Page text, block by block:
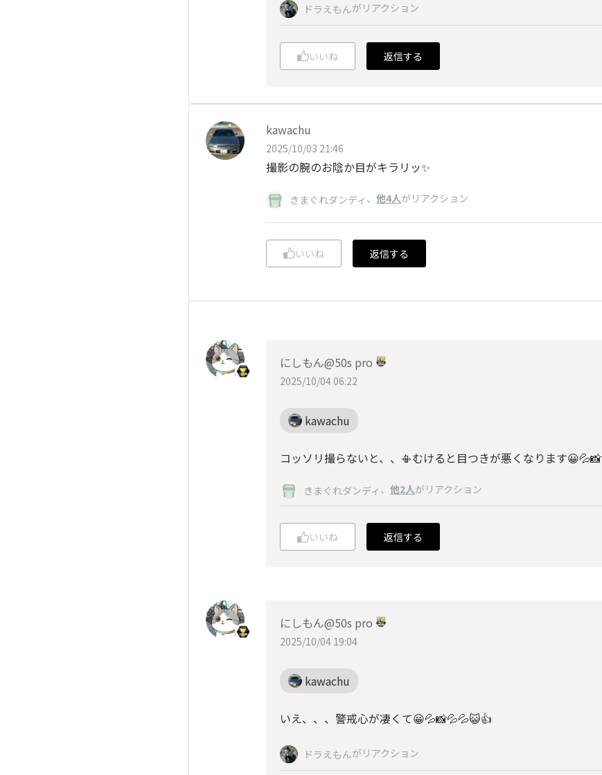
ドラえもんがリアクション
いいね 返信する
kawachu
2025/10/03 21:46
撮影の腕のお陰か目がキラリッ✨️
きまぐれダンディ 、 他4人がリアクション
いいね 返信する
にしもん@50s pro
2025/10/04 06:22
kawachu
コッソリ撮らないと、、📳むけると目つきが悪くなります😀💦📸
きまぐれダンディ 、 他2人がリアクション
いいね 返信する
にしもん@50s pro
2025/10/04 19:04
kawachu
いえ、、、警戒心が凄くて😀💦📸💦💦😺👍
ドラえもんがリアクション